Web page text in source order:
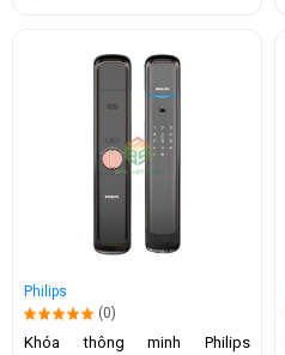
Philips
(0)
Khóa thông minh Philips